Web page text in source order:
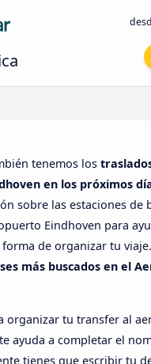
tenemos los
en los próximos
sobre las estaciones de
Eindhoven para
de organizar tu
más buscados en el
organizar tu transfer al
ayuda a completar el
tienes que escribir tu